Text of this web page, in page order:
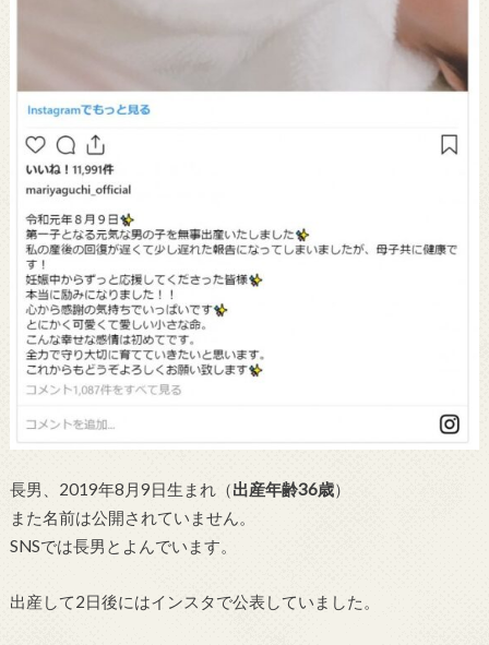
長男、2019年8月9日生まれ（出産年齢36歳）
また名前は公開されていません。
SNSでは長男とよんでいます。
出産して2日後にはインスタで公表していました。